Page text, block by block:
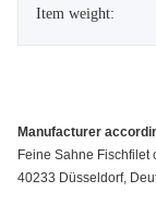
Item weight:
Manufacturer
Feine Sahne Fischfilet
40233 Düsseldorf,